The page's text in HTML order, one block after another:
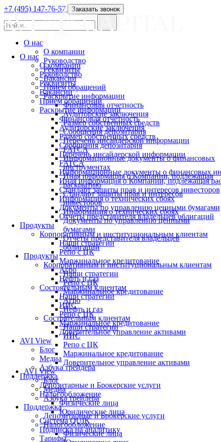
О нас
О компании
Руководство
Реквизиты
Вакансии
Прием обращений
Раскрытие информации
Финансовая отчетность
Аудиторские заключения
Размер собственных средств
Сообщения депозитария
Перечень инсайдерской информации
FATCA
Информационные документы о финансовых
Иная информация о Компании, подлежащая
Стандарт защиты прав и интересов инвесторов
Информация о технических сбоях
Документы по управлению ценными бумагами
Отчеты представителя владельцев облигаций
Продукты
Корпоративным и институциональным клиентам
Наши стратегии
Репо с ЦК
Маржинальное кредитование
Агро
Нефть и газ
Состоятельным клиентам
Наши стратегии
ИИС
Репо с ЦК
Маржинальное кредитование
Доверительное управление активами
AVI View
Блог
Медиа
Азбука трейдера
Поддержка
Депозитарные и Брокерские услуги
Налогообложение
Физические лица
Юридические лица
Система QUIK
Подписка на аналитику
Тарифы
+7 (495) 147-76-57 Заказать звонок
О нас
О компании
Руководство
Реквизиты
Вакансии
Прием обращений
Раскрытие информации
Финансовая отчетность
Аудиторские заключения
Размер собственных средств
Сообщения депозитария
Перечень инсайдерской информации
FATCA
Информационные документы о финансовых
инструментах
Иная информация о Компании, подлежащая
раскрытию
Стандарт защиты прав и интересов
инвесторов
Информация о технических сбоях
Документы по управлению ценными
бумагами
Отчеты представителя владельцев
облигаций
Продукты
Корпоративным и институциональным клиентам
Наши стратегии
Репо с ЦК
Маржинальное кредитование
Агро
Нефть и газ
Состоятельным клиентам
Наши стратегии
ИИС
Репо с ЦК
Маржинальное кредитование
Доверительное управление активами
AVI View
Блог
Медиа
Азбука трейдера
Поддержка
Депозитарные и Брокерские услуги
Налогообложение
Физические лица